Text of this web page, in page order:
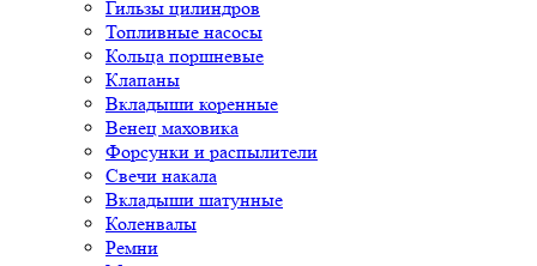
Гильзы цилиндров
Топливные насосы
Кольца поршневые
Клапаны
Вкладыши коренные
Венец маховика
Форсунки и распылители
Свечи накала
Вкладыши шатунные
Коленвалы
Ремни